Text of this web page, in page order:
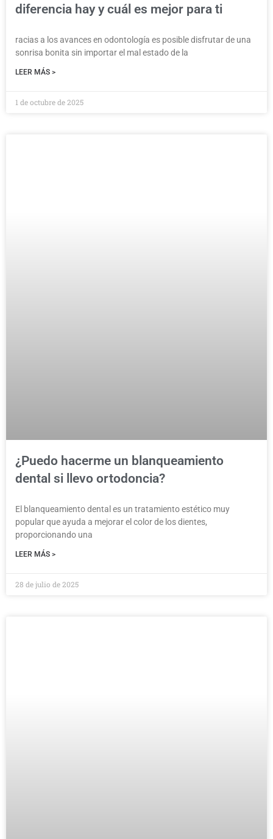
diferencia hay y cuál es mejor para ti
racias a los avances en odontología es posible disfrutar de una
sonrisa bonita sin importar el mal estado de la
LEER MÁS >
1 de octubre de 2025
¿Puedo hacerme un blanqueamiento
dental si llevo ortodoncia?
El blanqueamiento dental es un tratamiento estético muy
popular que ayuda a mejorar el color de los dientes,
proporcionando una
LEER MÁS >
28 de julio de 2025